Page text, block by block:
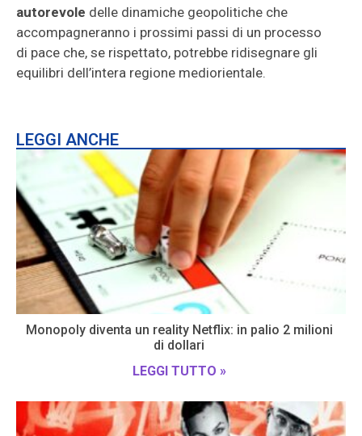
autorevole delle dinamiche geopolitiche che
accompagneranno i prossimi passi di un processo
di pace che, se rispettato, potrebbe ridisegnare gli
equilibri dell’intera regione mediorientale.
LEGGI ANCHE
Monopoly diventa un reality Netflix: in palio 2 milioni
di dollari
LEGGI TUTTO »